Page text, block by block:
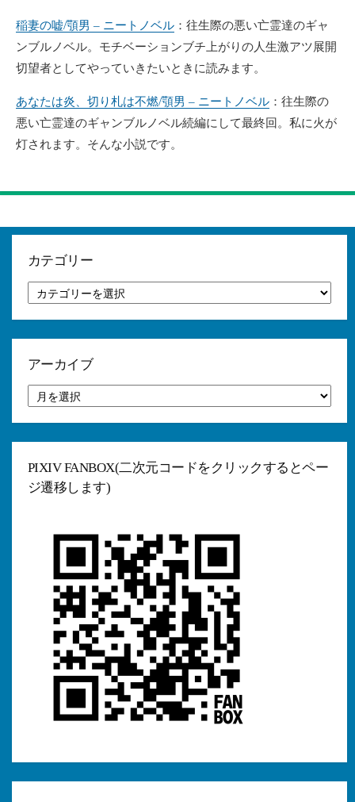
稲妻の嘘/顎男 – ニートノベル ：往生際の悪い亡霊達のギャ
ンブルノベル。モチベーションブチ上がりの人生激アツ展開
切望者としてやっていきたいときに読みます。
あなたは炎、切り札は不燃/顎男 – ニートノベル ：往生際の
悪い亡霊達のギャンブルノベル続編にして最終回。私に火が
灯されます。そんな小説です。
カテゴリー
テ
ゴ
アーカイブ
ー
カ
PIXIV FANBOX(二次元コードをクリックするとペー
ジ遷移します)